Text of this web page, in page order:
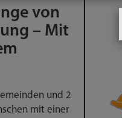
von
– Mit
und 2
mit einer